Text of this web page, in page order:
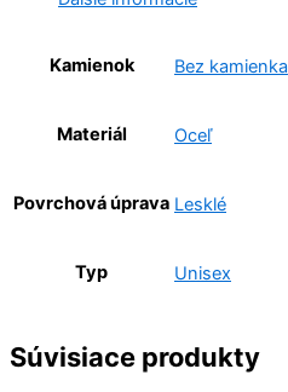
Kamienok Bez kamienka
Materiál Oceľ
Povrchová úprava Lesklé
Typ Unisex
Súvisiace produkty